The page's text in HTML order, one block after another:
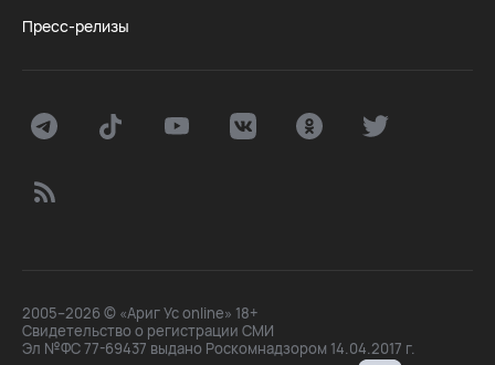
Пресс-релизы
2005–2026 © «Ариг Ус online» 18+
Свидетельство о регистрации СМИ
Эл №ФС 77-69437 выдано Роскомнадзором 14.04.2017 г.